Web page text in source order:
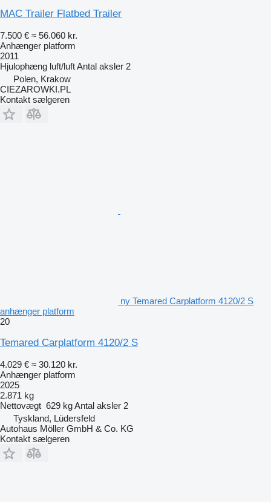
MAC Trailer Flatbed Trailer
7.500 € ≈ 56.060 kr.
Anhænger platform
2011
Hjulophæng luft/luftAntal aksler 2
Polen, Krakow
CIEZAROWKI.PL
Kontakt sælgeren
ny Temared Carplatform 4120/2 S
anhænger platform
20
Temared Carplatform 4120/2 S
4.029 € ≈ 30.120 kr.
Anhænger platform
2025
2.871 kg
Nettovægt 629 kgAntal aksler 2
Tyskland, Lüdersfeld
Autohaus Möller GmbH & Co. KG
Kontakt sælgeren